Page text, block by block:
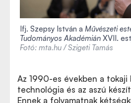
Ifj. Szepsy István a Művészeti
Tudományos Akadémián XVII.
Fotó: mta.hu / Szigeti Tamás
Az 1990-es években a tokaji
technológia és az aszú
Ennek a folyamatnak